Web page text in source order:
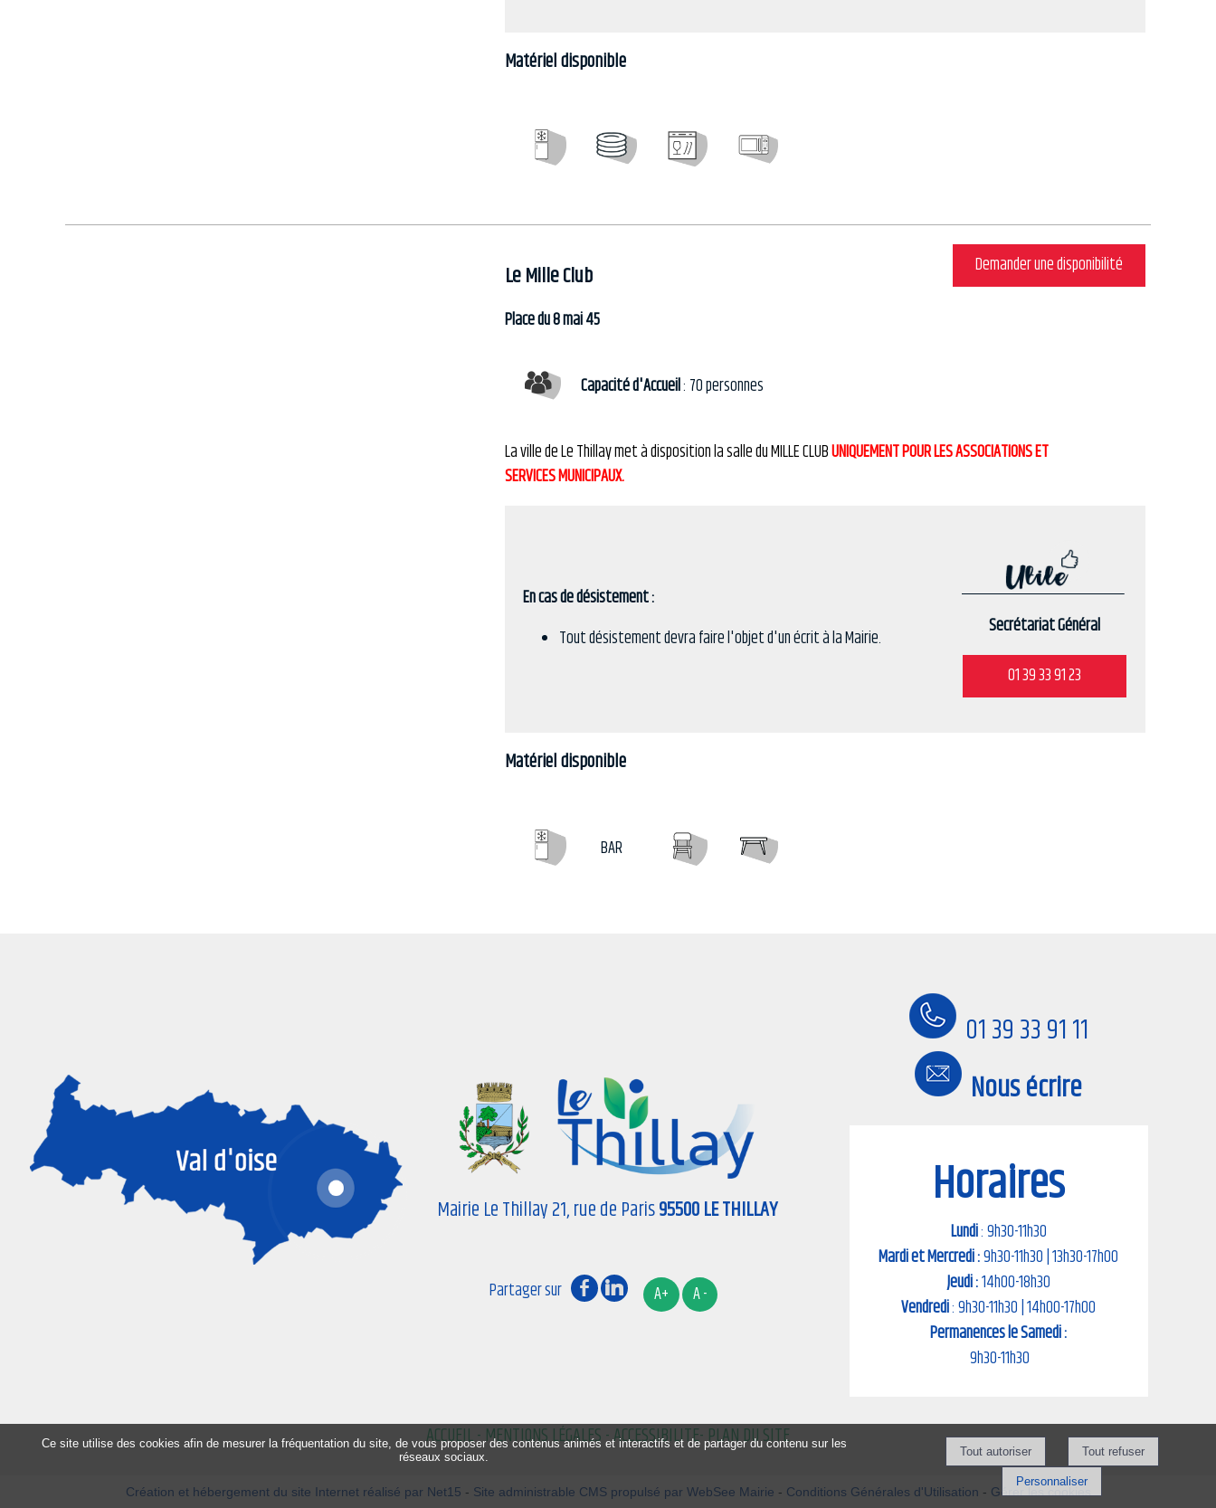
Matériel disponible
Demander une disponibilité
Le Mille Club
Place du 8 mai 45
Capacité d'Accueil: 70 personnes
La ville de Le Thillay met à disposition la salle du MILLE CLUBUNIQUEMENT POUR LES ASSOCIATIONS ET
SERVICES MUNICIPAUX.
En cas de désistement :
Tout désistement devra faire l'objet d'un écrit à la Mairie.
Secrétariat Général
01 39 33 91 23
Matériel disponible
BAR
Mairie Le Thillay 21, rue de Paris95500 LE THILLAY
01 39 33 91 11
Nous écrire
Horaires
Lundi: 9h30-11h30
Mardi et Mercredi :9h30-11h30 | 13h30-17h00
Jeudi :14h00-18h30
Vendredi: 9h30-11h30 | 14h00-17h00
Permanences le Samedi :
9h30-11h30
ACCUEIL-MENTIONS LÉGALES-ACCESSIBILITE-PLAN DU SITE
Création et hébergement du site Internet réalisé par Net15 - Site administrable CMS propulsé par WebSee Mairie - Conditions Générales d'Utilisation - Gérer les cookies
Ce site utilise des cookies afin de mesurer la fréquentation du site, de vous proposer des contenus animés et interactifs et de partager du contenu sur les
réseaux sociaux.
Personnaliser